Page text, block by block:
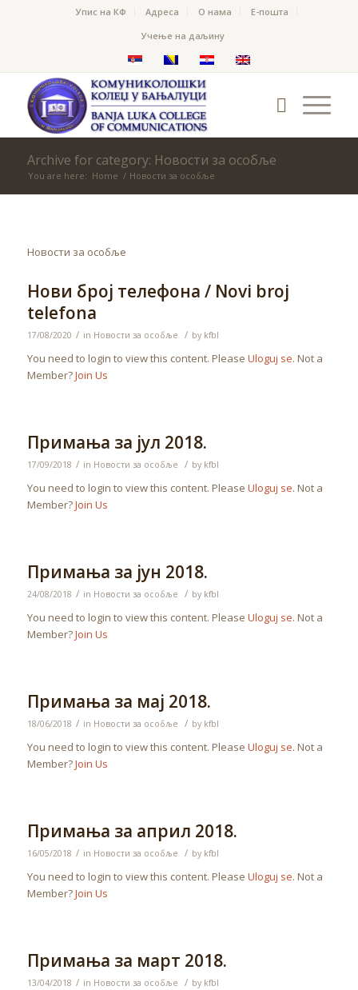
Упис на КФ Адреса О нама
Е-пошта
Учење на даљину
Archive for category: Новости за особље
You are here: Home / Новости за особље
Новости за особље
Нови број телефона / Novi broj
telefona
17/08/2020 / in Новости за особље / by kfbl
You need to login to view this content. Please Uloguj se. Not a
Member?Join Us
Примања за јул 2018.
17/09/2018 / in Новости за особље / by kfbl
You need to login to view this content. Please Uloguj se. Not a
Member?Join Us
Примања за јун 2018.
24/08/2018 / in Новости за особље / by kfbl
You need to login to view this content. Please Uloguj se. Not a
Member?Join Us
Примања за мај 2018.
18/06/2018 / in Новости за особље / by kfbl
You need to login to view this content. Please Uloguj se. Not a
Member?Join Us
Примања за април 2018.
16/05/2018 / in Новости за особље / by kfbl
You need to login to view this content. Please Uloguj se. Not a
Member?Join Us
Примања за март 2018.
13/04/2018 / in Новости за особље / by kfbl